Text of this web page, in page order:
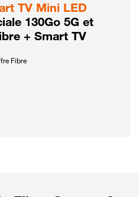
TV Mini LED
130Go 5G et
+ Smart TV
Fibre